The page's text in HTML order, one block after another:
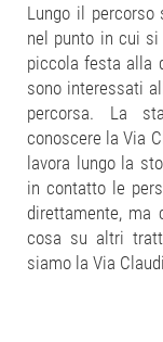
Lungo il
nel punto in cui
piccola festa alla
sono interessati
percorsa. La
conoscere la Via
lavora lungo la
in contatto le
direttamente,
cosa su altri
siamo la Via